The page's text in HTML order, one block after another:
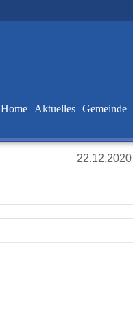
Home Aktuelles Gemeinde
22.12.2020